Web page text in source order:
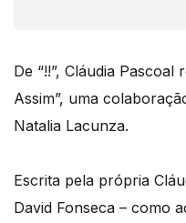
De “!!”, Cláudia Pascoal
Assim”, uma
Natalia Lacunza.
Escrita pela própria
David Fonseca – como